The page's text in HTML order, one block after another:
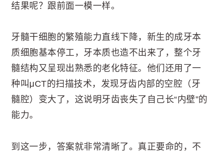
结果呢？跟前面一模一样。
牙髓干细胞的繁殖能力直线下降，新生的成牙本
质细胞基本停工，牙本质也造不出来了，整个牙
髓结构又呈现出熟悉的老化特征。他们还用了一
种叫μCT的扫描技术，发现牙齿内部的空腔（牙
髓腔）变大了，这说明牙齿丧失了自己长“内壁”的
能力。
到这一步，答案就非常清晰了。真正要命的，不